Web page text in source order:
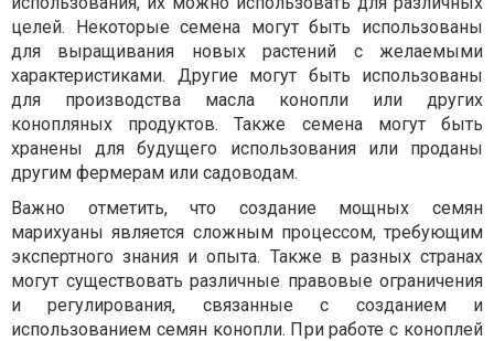
целей. Некоторые семена могут быть использованы
для выращивания новых растений с желаемыми
характеристиками. Другие могут быть использованы
для производства масла конопли или других
конопляных продуктов. Также семена могут быть
хранены для будущего использования или проданы
другим фермерам или садоводам.
Важно отметить, что создание мощных семян
марихуаны является сложным процессом, требующим
экспертного знания и опыта. Также в разных странах
могут существовать различные правовые ограничения
и регулирования, связанные с созданием и
использованием семян конопли. При работе с коноплей